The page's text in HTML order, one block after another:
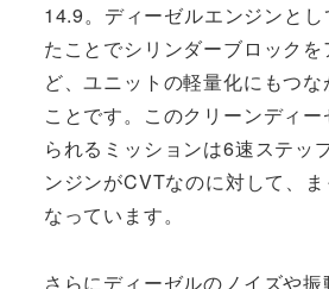
14.9。ディーゼルエンジンと
たことでシリンダーブロック
ど、ユニットの軽量化にもつな
ことです。このクリーンディ
られるミッションは6速ステッ
ンジンがCVTなのに対して、
なっています。
さらにディーゼルのノイズや